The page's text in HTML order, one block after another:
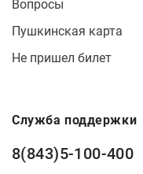
Вопросы
Пушкинская карта
Не пришел билет
Служба поддержки
8(843)5-100-400